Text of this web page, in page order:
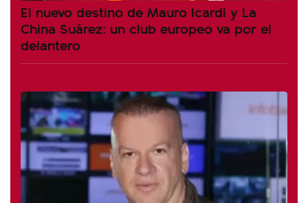
El nuevo destino de Mauro Icardi y La
China Suárez: un club europeo va por el
delantero